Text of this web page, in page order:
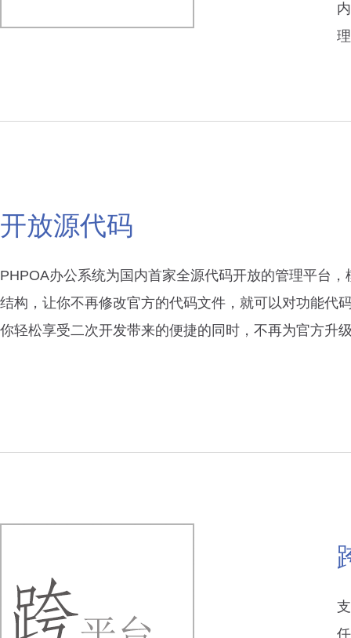
开放源代码
PHPOA办公系统为国内首家全源代码开放的管理平台，
结构，让你不再修改官方的代码文件，就可以对功能代
你轻松享受二次开发带来的便捷的同时，不再为官方升